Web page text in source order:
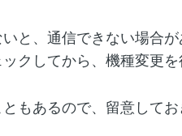
と、通信できない場合
クしてから、機種変更を
もあるので、留意してお